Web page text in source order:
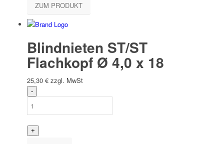
ZUM PRODUKT
Blindnieten ST/ST
Flachkopf Ø 4,0 x 18
25,30 € zzgl. MwSt